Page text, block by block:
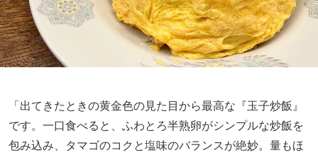
「出てきたときの黄金色の見た目から最高な『玉子炒飯』
です。一口食べると、ふわとろ半熟卵がシンプルな炒飯を
包み込み、タマゴのコクと塩味のバランスが絶妙。量もほ